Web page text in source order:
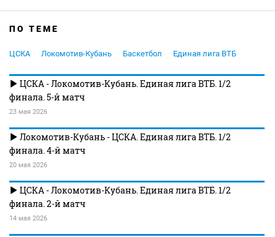
ПО ТЕМЕ
ЦСКА Локомотив-Кубань Баскетбол Единая лига ВТБ
ЦСКА - Локомотив-Кубань. Единая лига ВТБ. 1/2
финала. 5-й матч
23 мая 2026
Локомотив-Кубань - ЦСКА. Единая лига ВТБ. 1/2
финала. 4-й матч
20 мая 2026
ЦСКА - Локомотив-Кубань. Единая лига ВТБ. 1/2
финала. 2-й матч
14 мая 2026